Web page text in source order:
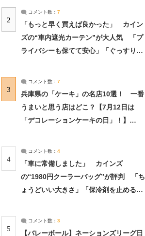
2
コメント数： 7
「もっと早く買えば良かった」 カイン
ズの“車内遮光カーテン”が大人気 「プ
ライバシーも保てて安心」「ぐっすり眠
3
コメント数： 7
兵庫県の「ケーキ」の名店10選！ 一番
うまいと思う店はどこ？【7月12日は
「デコレーションケーキの日」！】
4
コメント数： 4
「車に常備しました」 カインズ
の“1980円クーラーバッグ”が評判 「ち
ょうどいい大きさ」「保冷剤を止めるベ
5
コメント数： 3
【バレーボール】ネーションズリーグ日